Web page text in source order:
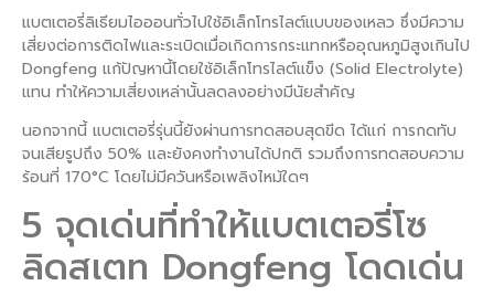
แบตเตอรี่ลิเธียมไอออนทั่วไปใช้อิเล็กโทรไลต์แบบของเหลว ซึ่งมีความ
เสี่ยงต่อการติดไฟและระเบิดเมื่อเกิดการกระแทกหรืออุณหภูมิสูงเกินไป
Dongfeng แก้ปัญหานี้โดยใช้อิเล็กโทรไลต์แข็ง (Solid Electrolyte)
แทน ทำให้ความเสี่ยงเหล่านั้นลดลงอย่างมีนัยสำคัญ
นอกจากนี้ แบตเตอรี่รุ่นนี้ยังผ่านการทดสอบสุดขีด ได้แก่ การกดทับ
จนเสียรูปถึง 50% และยังคงทำงานได้ปกติ รวมถึงการทดสอบความ
ร้อนที่ 170°C โดยไม่มีควันหรือเพลิงไหม้ใดๆ
5 จุดเด่นที่ทำให้แบตเตอรี่โซ
ลิดสเตท Dongfeng โดดเด่น